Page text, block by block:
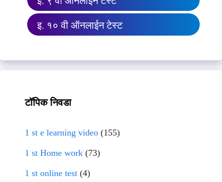
इ. १० वी ऑनलाईन टेस्ट
टॉपिक निवडा
1 st e learning video (155)
1 st Home work (73)
1 st online test (4)